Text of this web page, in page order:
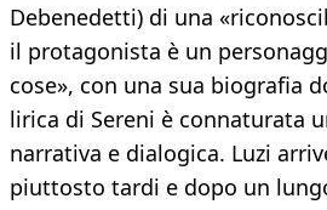
Debenedetti) di una
il protagonista è un
cose», con una sua biografia
lirica di Sereni è connaturata
narrativa e dialogica. Luzi
piuttosto tardi e dopo un